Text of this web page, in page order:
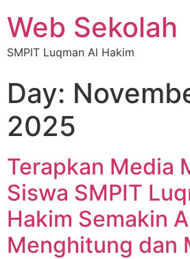
Web Sekolah
SMPIT Luqman Al Hakim
Day:
2025
Terapkan Media
Siswa SMPIT
Hakim Semakin
Menghitung dan